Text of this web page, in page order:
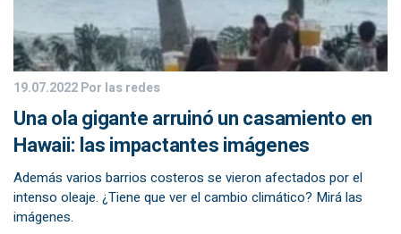
19.07.2022Por las redes
Una ola gigante arruinó un casamiento en
Hawaii: las impactantes imágenes
Además varios barrios costeros se vieron afectados por el
intenso oleaje. ¿Tiene que ver el cambio climático? Mirá las
imágenes.